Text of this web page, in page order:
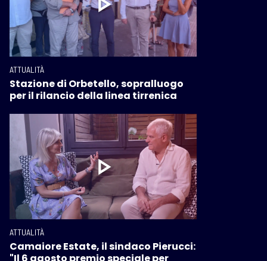
ATTUALITÀ
Stazione di Orbetello, sopralluogo
per il rilancio della linea tirrenica
ATTUALITÀ
Camaiore Estate, il sindaco Pierucci:
"Il 6 agosto premio speciale per